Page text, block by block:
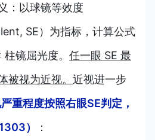
：以球镜等效度
SE）为指标，计算公式
镜屈光度。 任一眼 SE 最
被视为近视。 近视进一步
严重程度按照右眼SE判定，
）
：